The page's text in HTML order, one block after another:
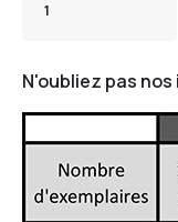
N'oubliez pas